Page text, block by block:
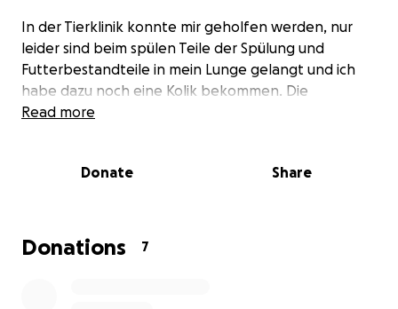
In der Tierklinik konnte mir geholfen werden, nur
leider sind beim spülen Teile der Spülung und
Futterbestandteile in mein Lunge gelangt und ich
habe dazu noch eine Kolik bekommen. Die
Medikamente helfen aber ich müsste mich
aufzulösen und werde noch eine ganze Zeit in der
Anton und Joni kommen mich so oft sie können
Read more
Donate Share
Donations 7